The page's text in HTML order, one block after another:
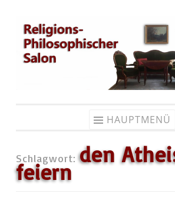
Zum
Inhalt
springen
HAUPTMENÜ
Schlagwort:den
feiern